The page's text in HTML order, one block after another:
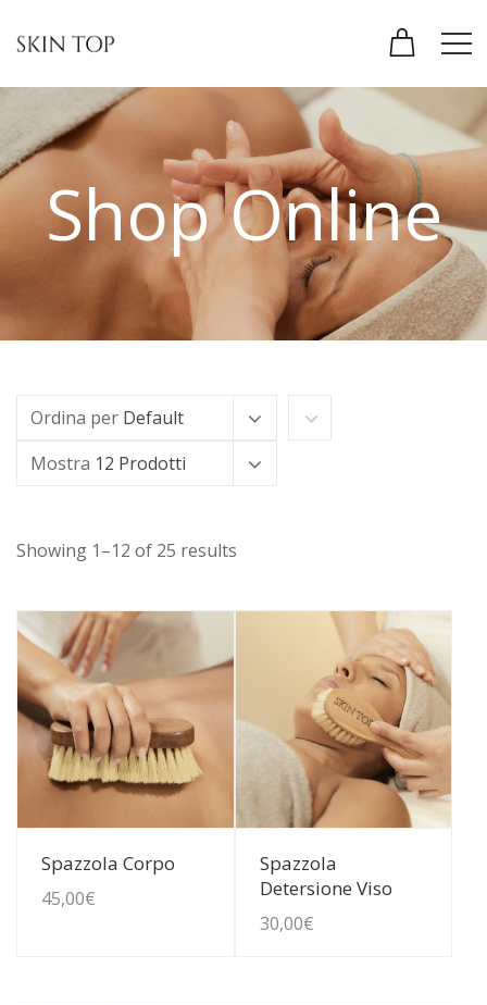
Shop Online
Ordina per Default
Mostra 12 Prodotti
Showing 1–12 of 25 results
Guarda Dettagli
Spazzola Corpo
45,00€
Guarda Dettagli
Spazzola
Detersione Viso
30,00€